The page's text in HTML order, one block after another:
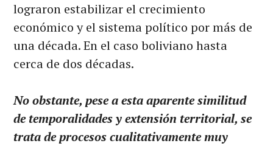
lograron estabilizar el crecimiento
económico y el sistema político por más de
una década. En el caso boliviano hasta
cerca de dos décadas.
No obstante, pese a esta aparente similitud
de temporalidades y extensión territorial, se
trata de procesos cualitativamente muy